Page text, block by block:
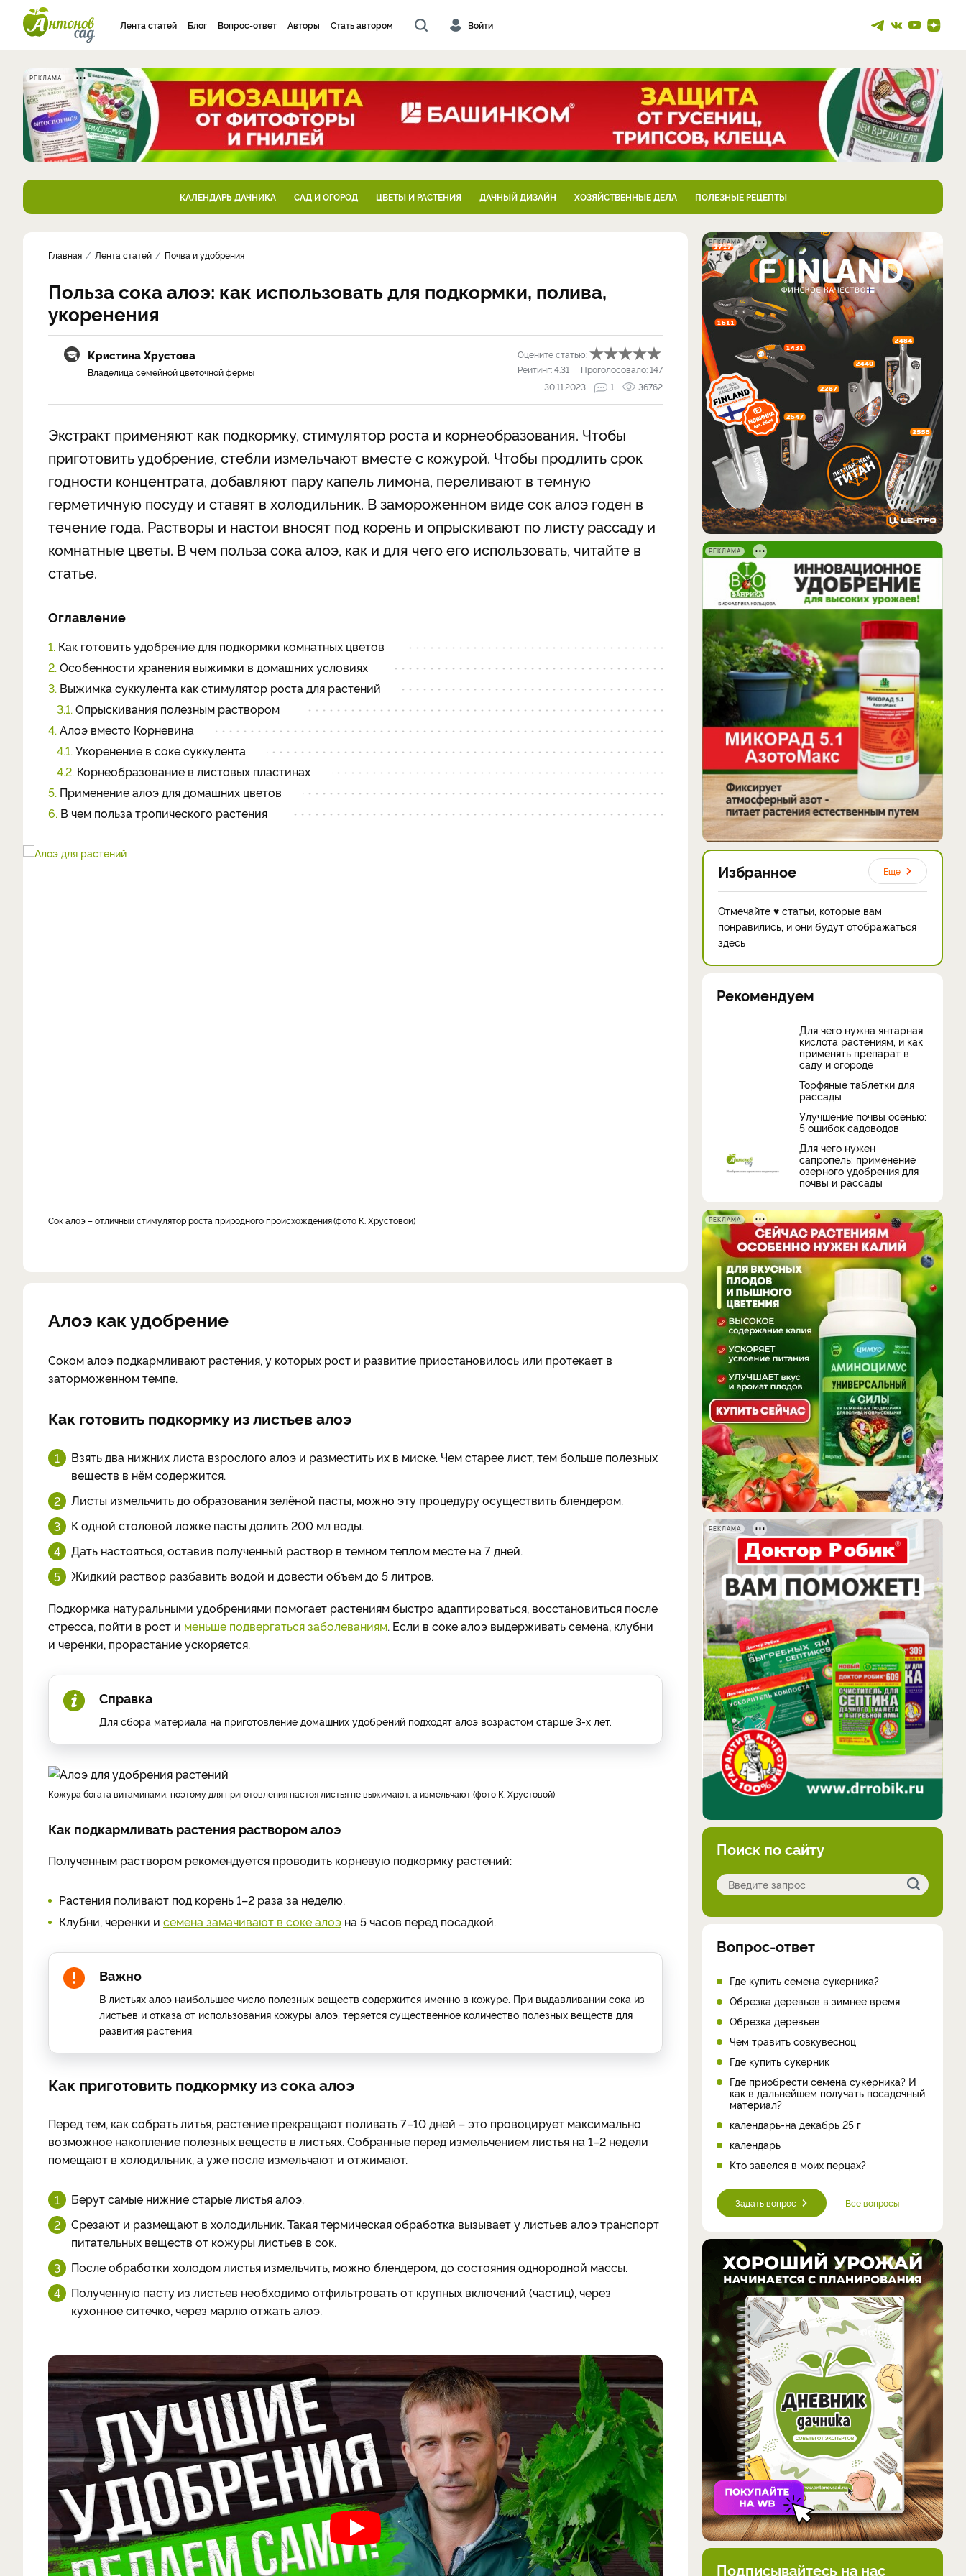
Лента статей Блог Вопрос-ответ Авторы Стать автором Войти
РЕКЛАМА
КАЛЕНДАРЬ ДАЧНИКА САД И ОГОРОД ЦВЕТЫ И РАСТЕНИЯ ДАЧНЫЙ ДИЗАЙН ХОЗЯЙСТВЕННЫЕ ДЕЛА ПОЛЕЗНЫЕ РЕЦЕПТЫ
Главная Лента статей Почва и удобрения
Польза сока алоэ: как использовать для подкормки, полива,
укоренения
Кристина Хрустова
Владелица семейной цветочной фермы
Оцените статью:
Рейтинг:4.31 Проголосовало:147
30.11.2023
1 36762
Экстракт применяют как подкормку, стимулятор роста и корнеобразования. Чтобы
приготовить удобрение, стебли измельчают вместе с кожурой. Чтобы продлить срок
годности концентрата, добавляют пару капель лимона, переливают в темную
герметичную посуду и ставят в холодильник. В замороженном виде сок алоэ годен в
течение года. Растворы и настои вносят под корень и опрыскивают по листу рассаду и
комнатные цветы. В чем польза сока алоэ, как и для чего его использовать, читайте в
статье.
Оглавление
1. Как готовить удобрение для подкормки комнатных цветов
2. Особенности хранения выжимки в домашних условиях
3. Выжимка суккулента как стимулятор роста для растений
3.1. Опрыскивания полезным раствором
4. Алоэ вместо Корневина
4.1. Укоренение в соке суккулента
4.2. Корнеобразование в листовых пластинах
5. Применение алоэ для домашних цветов
6. В чем польза тропического растения
Сок алоэ – отличный стимулятор роста природного происхождения фото К. Хрустовой
Алоэ как удобрение
Соком алоэ подкармливают растения, у которых рост и развитие приостановилось или протекает в
заторможенном темпе.
Как готовить подкормку из листьев алоэ
Взять два нижних листа взрослого алоэ и разместить их в миске. Чем старее лист, тем больше полезных
веществ в нём содержится.
Листы измельчить до образования зелёной пасты, можно эту процедуру осуществить блендером.
К одной столовой ложке пасты долить 200 мл воды.
Дать настояться, оставив полученный раствор в темном теплом месте на 7 дней.
Жидкий раствор разбавить водой и довести объем до 5 литров.
Подкормка натуральными удобрениями помогает растениям быстро адаптироваться, восстановиться после
стресса, пойти в рост и меньше подвергаться заболеваниям. Если в соке алоэ выдерживать семена, клубни
и черенки, прорастание ускоряется.
Справка
Для сбора материала на приготовление домашних удобрений подходят алоэ возрастом старше 3-х лет.
Кожура богата витаминами, поэтому для приготовления настоя листья не выжимают, а измельчают (фото К. Хрустовой)
Как подкармливать растения раствором алоэ
Полученным раствором рекомендуется проводить корневую подкормку растений:
Растения поливают под корень 1–2 раза за неделю.
Клубни, черенки и семена замачивают в соке алоэ на 5 часов перед посадкой.
Важно
В листьях алоэ наибольшее число полезных веществ содержится именно в кожуре. При выдавливании сока из
листьев и отказа от использования кожуры алоэ, теряется существенное количество полезных веществ для
развития растения.
Как приготовить подкормку из сока алоэ
Перед тем, как собрать литья, растение прекращают поливать 7–10 дней – это провоцирует максимально
возможное накопление полезных веществ в листьях. Собранные перед измельчением листья на 1–2 недели
помещают в холодильник, а уже после измельчают и отжимают.
Берут самые нижние старые листья алоэ.
Срезают и размещают в холодильник. Такая термическая обработка вызывает у листьев алоэ транспорт
питательных веществ от кожуры листьев в сок.
После обработки холодом листья измельчить, можно блендером, до состояния однородной массы.
Полученную пасту из листьев необходимо отфильтровать от крупных включений (частиц), через
кухонное ситечко, через марлю отжать алоэ.
РЕКЛАМА
РЕКЛАМА
Избранное Еще
Отмечайте ♥ статьи, которые вам
понравились, и они будут отображаться
здесь
Рекомендуем
Для чего нужна янтарная
кислота растениям, и как
применять препарат в
саду и огороде
Торфяные таблетки для
рассады
Улучшение почвы осенью:
5 ошибок садоводов
Для чего нужен
сапропель: применение
озерного удобрения для
почвы и рассады
РЕКЛАМА
РЕКЛАМА
Поиск по сайту
Вопрос-ответ
Где купить семена сукерника?
Обрезка деревьев в зимнее время
Обрезка деревьев
Чем травить совкувесноц
Где купить сукерник
Где приобрести семена сукерника? И
как в дальнейшем получать посадочный
материал?
календарь-на декабрь 25 г
календарь
Кто завелся в моих перцах?
Задать вопрос Все вопросы
Подписывайтесь на нас